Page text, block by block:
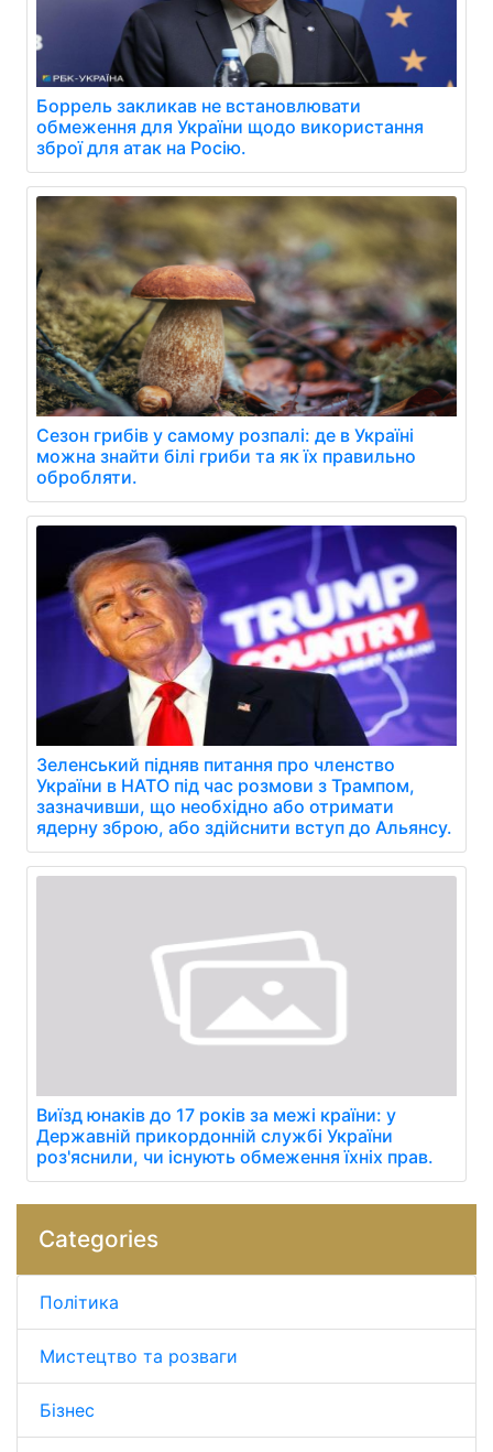
Боррель закликав не встановлювати
обмеження для України щодо використання
зброї для атак на Росію.
Сезон грибів у самому розпалі: де в Україні
можна знайти білі гриби та як їх правильно
обробляти.
Зеленський підняв питання про членство
України в НАТО під час розмови з Трампом,
зазначивши, що необхідно або отримати
ядерну зброю, або здійснити вступ до Альянсу.
Виїзд юнаків до 17 років за межі країни: у
Державній прикордонній службі України
роз'яснили, чи існують обмеження їхніх прав.
Categories
Політика
Мистецтво та розваги
Бізнес